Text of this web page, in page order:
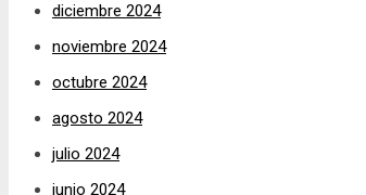
diciembre 2024
noviembre 2024
octubre 2024
agosto 2024
julio 2024
junio 2024